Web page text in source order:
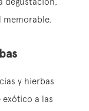
memorable.
y hierbas
a las